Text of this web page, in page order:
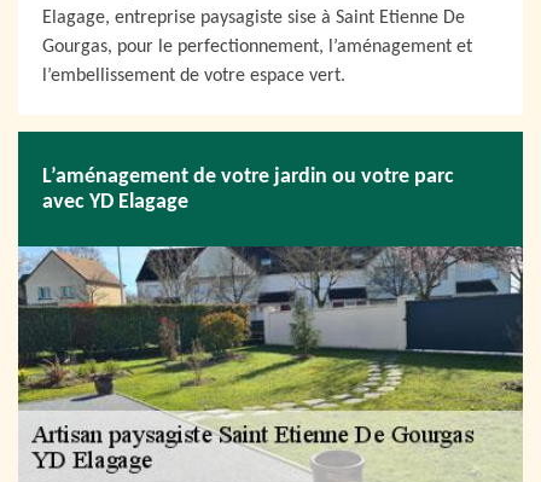
Elagage, entreprise paysagiste sise à Saint Etienne De
Gourgas, pour le perfectionnement, l’aménagement et
l’embellissement de votre espace vert.
L’aménagement de votre jardin ou votre parc
avec YD Elagage